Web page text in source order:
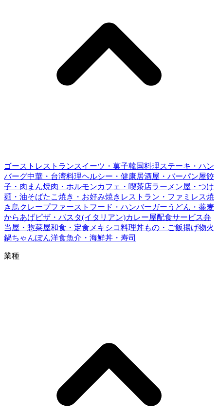
ゴーストレストランスイーツ・菓子韓国料理ステーキ・ハン
バーグ中華・台湾料理ヘルシー・健康居酒屋・バーパン屋餃
子・肉まん焼肉・ホルモンカフェ・喫茶店ラーメン屋・つけ
麺・油そばたこ焼き・お好み焼き レストラン・ファミレス焼
き鳥クレープファーストフード・ハンバーガー うどん・蕎麦
からあげ ピザ・パスタ(イタリアン)カレー屋配食サービス弁
当屋・惣菜屋和食・定食メキシコ料理丼もの・ご飯揚げ物火
鍋ちゃんぽん洋食魚介・海鮮丼・寿司
業種